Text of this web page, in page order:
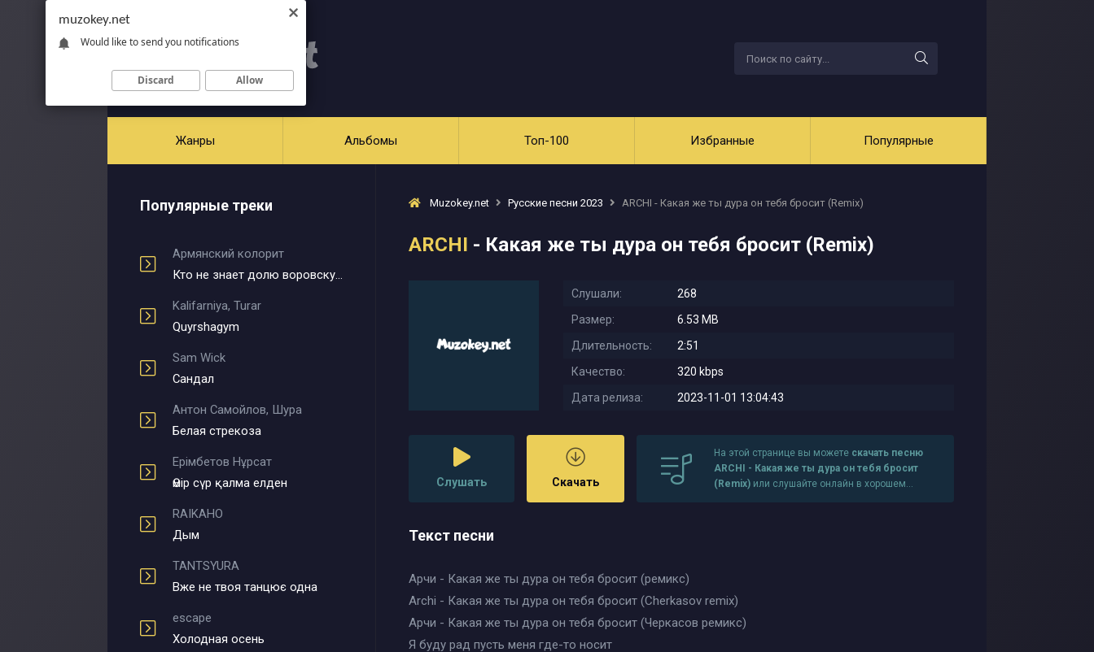
Жанры Альбомы Топ-100 Избранные Популярные
Популярные треки
Армянский колорит
Кто не знает долю воровскую
Kalifarniya, Turar
Quyrshagym
Sam Wick
Сандал
Антон Самойлов, Шура
Белая стрекоза
Ерімбетов Нұрсат
Өмір сүр қалма елден
RAIKAHO
Дым
TANTSYURA
Вже не твоя танцює одна
escape
Холодная осень
Muzokey.net Русские песни 2023 ARCHI - Какая же ты дура он тебя бросит (Remix)
ARCHI - Какая же ты дура он тебя бросит (Remix)
Слушали:
268
Размер:
6.53 MB
Длительность:
2:51
Качество:
320 kbps
Дата релиза:
2023-11-01 13:04:43
Слушать Скачать
На этой странице вы можете скачать песню
ARCHI - Какая же ты дура он тебя бросит
(Remix) или слушайте онлайн в хорошем
Текст песни
Арчи - Какая же ты дура он тебя бросит (ремикс)
Archi - Какая же ты дура он тебя бросит (Cherkasov remix)
Арчи - Какая же ты дура он тебя бросит (Черкасов ремикс)
Я буду рад пусть меня где-то носит
muzokey.net
Would like to send you notifications
Discard Allow